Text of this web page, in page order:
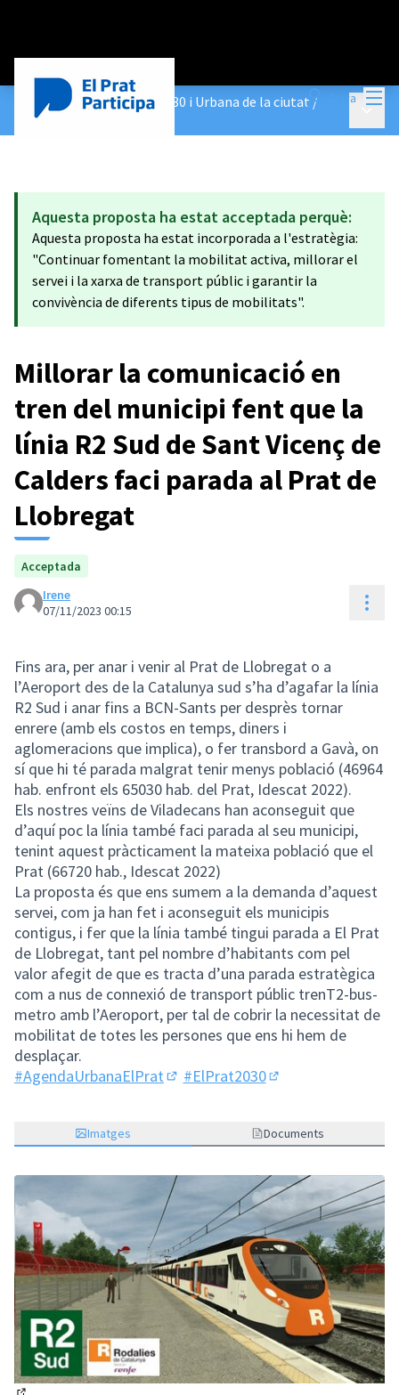
Entra
Construeix les Agendes 2030 i Urbana de la ciutat /
Propostes
Aquesta proposta ha estat acceptada perquè:
Aquesta proposta ha estat incorporada a l'estratègia:
"Continuar fomentant la mobilitat activa, millorar el
servei i la xarxa de transport públic i garantir la
convivència de diferents tipus de mobilitats".
Millorar la comunicació en
tren del municipi fent que la
línia R2 Sud de Sant Vicenç de
Calders faci parada al Prat de
Llobregat
Acceptada
Irene
07/11/2023 00:15
Fins ara, per anar i venir al Prat de Llobregat o a
l’Aeroport des de la Catalunya sud s’ha d’agafar la línia
R2 Sud i anar fins a BCN-Sants per desprès tornar
enrere (amb els costos en temps, diners i
aglomeracions que implica), o fer transbord a Gavà, on
sí que hi té parada malgrat tenir menys població (46964
hab. enfront els 65030 hab. del Prat, Idescat 2022).
Els nostres veïns de Viladecans han aconseguit que
d’aquí poc la línia també faci parada al seu municipi,
tenint aquest pràcticament la mateixa població que el
Prat (66720 hab., Idescat 2022)
La proposta és que ens sumem a la demanda d’aquest
servei, com ja han fet i aconseguit els municipis
contigus, i fer que la línia també tingui parada a El Prat
de Llobregat, tant pel nombre d’habitants com pel
valor afegit de que es tracta d’una parada estratègica
com a nus de connexió de transport públic trenT2-bus-
metro amb l’Aeroport, per tal de cobrir la necessitat de
mobilitat de totes les persones que ens hi hem de
desplaçar.
#AgendaUrbanaElPrat
#ElPrat2030
Imatges Documents